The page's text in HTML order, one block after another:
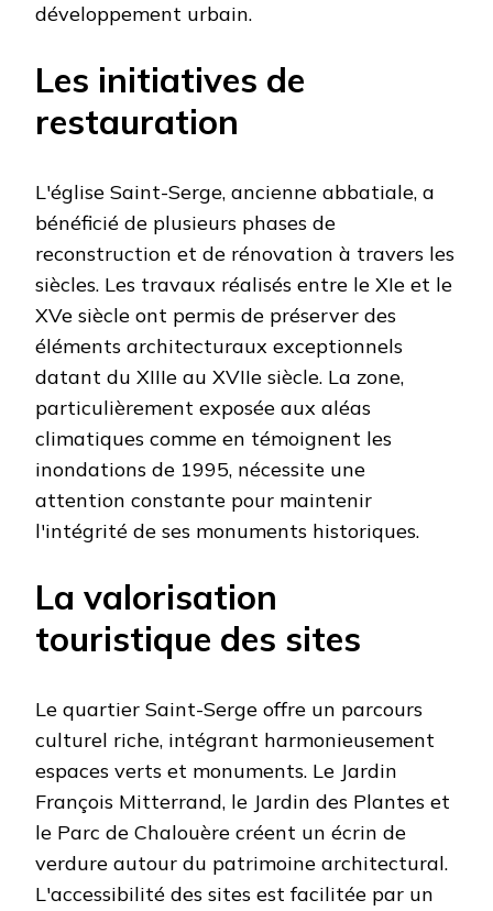
développement urbain.
Les initiatives de
restauration
L'église Saint-Serge, ancienne abbatiale, a
bénéficié de plusieurs phases de
reconstruction et de rénovation à travers les
siècles. Les travaux réalisés entre le XIe et le
XVe siècle ont permis de préserver des
éléments architecturaux exceptionnels
datant du XIIIe au XVIIe siècle. La zone,
particulièrement exposée aux aléas
climatiques comme en témoignent les
inondations de 1995, nécessite une
attention constante pour maintenir
l'intégrité de ses monuments historiques.
La valorisation
touristique des sites
Le quartier Saint-Serge offre un parcours
culturel riche, intégrant harmonieusement
espaces verts et monuments. Le Jardin
François Mitterrand, le Jardin des Plantes et
le Parc de Chalouère créent un écrin de
verdure autour du patrimoine architectural.
L'accessibilité des sites est facilitée par un